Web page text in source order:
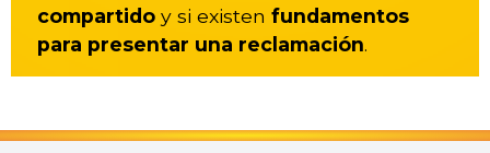
compartido y si existen fundamentos
para presentar una reclamación.